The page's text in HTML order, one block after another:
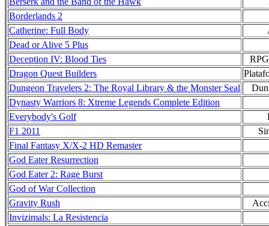
Borderlands 2
Catherine: Full Body
Dead or Alive 5 Plus
Deception IV: Blood Ties
Dragon Quest Builders
Dungeon Travelers 2: The Royal Library & the Monster Seal
Dynasty Warriors 8: Xtreme Legends Complete Edition
Everybody's Golf
F1 2011
Final Fantasy X/X-2 HD Remaster
God Eater Resurrection
God Eater 2: Rage Burst
God of War Collection
Gravity Rush
Invizimals: La Resistencia